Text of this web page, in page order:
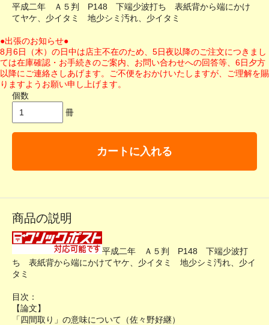
平成二年 Ａ５判 P148 下端少波打ち 表紙背から端にかけ
てヤケ、少イタミ 地少シミ汚れ、少イタミ
●出張のお知らせ●
8月6日（木）の日中は店主不在のため、5日夜以降のご注文につきまし
ては在庫確認・お手続きのご案内、お問い合わせへの回答等、6日夕方
以降にご連絡さしあげます。ご不便をおかけいたしますが、ご理解を賜
りますようお願い申し上げます。
個数
冊
カートに入れる
商品の説明
平成二年 Ａ５判 P148 下端少波打
ち 表紙背から端にかけてヤケ、少イタミ 地少シミ汚れ、少イ
タミ
目次：
【論文】
「四間取り」の意味について（佐々野好継）